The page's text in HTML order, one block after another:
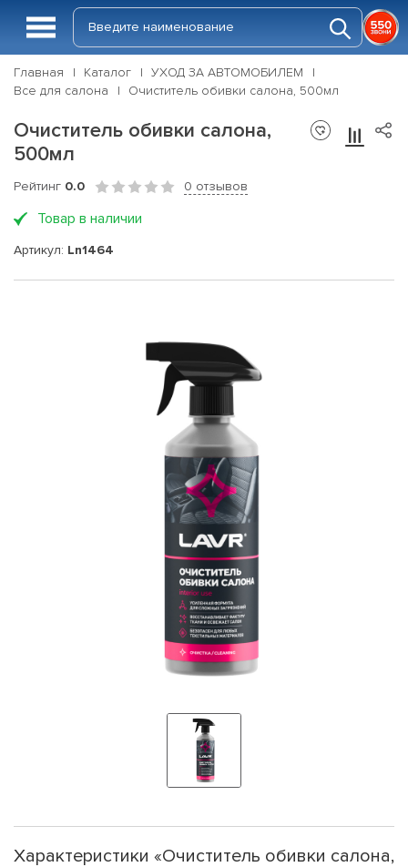
Главная Каталог
УХОД ЗА АВТОМОБИЛЕМ
Все для салона
Очиститель обивки салона, 500мл
Очиститель обивки салона,
500мл
Рейтинг 0.0 0 отзывов
Товар в наличии
Артикул: Ln1464
Характеристики «Очиститель обивки салона,